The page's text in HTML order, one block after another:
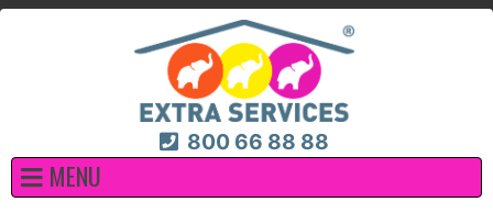
800 66 88 88
MENU